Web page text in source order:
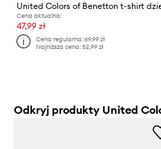
Cena aktualna:
47,99 zł
Cena regularna:69,99 zł
Najniższa cena:52,99 zł
Odkryj produkty United